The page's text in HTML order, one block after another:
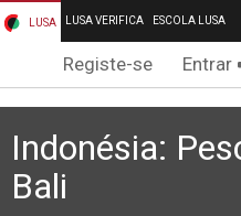
LUSA LUSA VERIFICA ESCOLA LUSA
Registe-se Entrar
Indonésia:
Bali